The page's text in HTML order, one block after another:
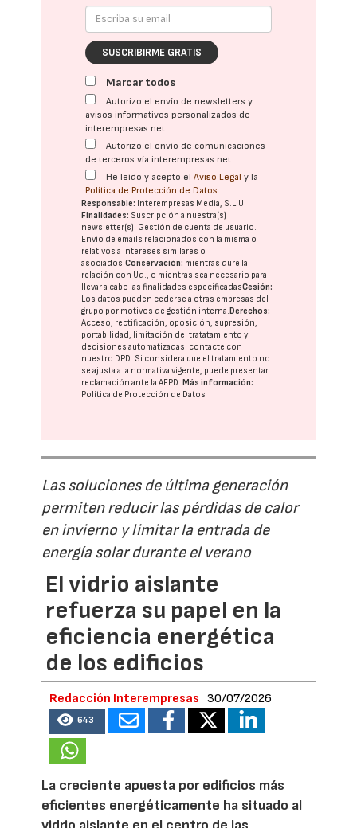
SUSCRIBIRME GRATIS
Marcar todos
Autorizo el envío de newsletters y
avisos informativos personalizados de
interempresas.net
Autorizo el envío de comunicaciones
de terceros vía interempresas.net
He leído y acepto elAviso Legal y la
Política de Protección de Datos
Responsable: Interempresas Media, S.L.U.
Finalidades: Suscripción a nuestra(s)
newsletter(s). Gestión de cuenta de usuario.
Envío de emails relacionados con la misma o
relativos a intereses similares o
asociados.Conservación: mientras dure la
relación con Ud., o mientras sea necesario para
llevar a cabo las finalidades especificadasCesión:
Los datos pueden cederse a otras empresas del
grupo por motivos de gestión interna.Derechos:
Acceso, rectificación, oposición, supresión,
portabilidad, limitación del tratatamiento y
decisiones automatizadas: contacte con
nuestro DPD. Si considera que el tratamiento no
se ajusta a la normativa vigente, puede presentar
reclamación ante laAEPD.Más información:
Política de Protección de Datos
Las soluciones de última generación
permiten reducir las pérdidas de calor
en invierno y limitar la entrada de
energía solar durante el verano
El vidrio aislante
refuerza su papel en la
eficiencia energética
de los edificios
Redacción Interempresas 30/07/2026
643
La creciente apuesta por edificios más
eficientes energéticamente ha situado al